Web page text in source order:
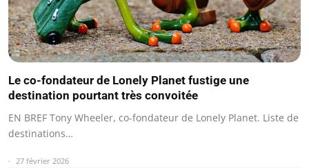
Le co-fondateur de Lonely Planet fustige une
destination pourtant très convoitée
EN BREF Tony Wheeler, co-fondateur de Lonely Planet. Liste de
destinations…
27 février 2026